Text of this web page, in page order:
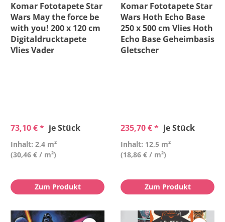
Komar Fototapete Star
Wars May the force be
with you! 200 x 120 cm
Digitaldrucktapete
Vlies Vader
73,10 € * je Stück
Inhalt: 2,4 m²
(30,46 € / m²)
Zum Produkt
Komar Fototapete Star
Wars Hoth Echo Base
250 x 500 cm Vlies Hoth
Echo Base Geheimbasis
Gletscher
235,70 € * je Stück
Inhalt: 12,5 m²
(18,86 € / m²)
Zum Produkt